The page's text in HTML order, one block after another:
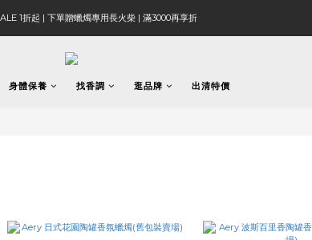
1折起 | 下單贈蠟燭專用長火柴 | 滿3000再享折
身體保養 找香調 逛品牌 出清特價